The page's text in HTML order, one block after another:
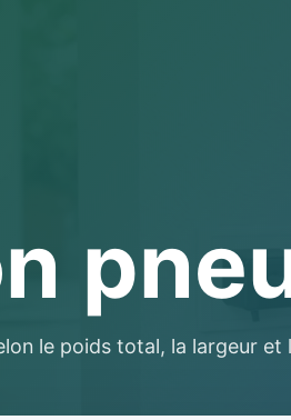
le poids total, la largeur et